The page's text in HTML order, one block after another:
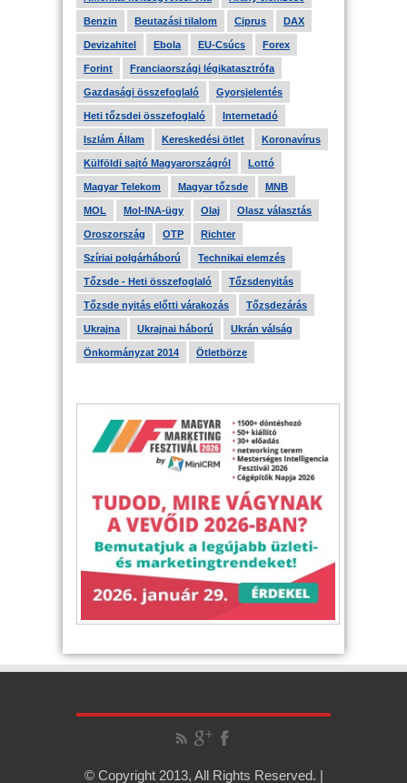
Benzin Beutazási tilalom Ciprus DAX
Devizahitel Ebola EU-Csúcs Forex
Forint Franciaországi légikatasztrófa
Gazdasági összefoglaló Gyorsjelentés
Heti tőzsdei összefoglaló Internetadó
Iszlám Állam Kereskedési ötlet Koronavírus
Külföldi sajtó Magyarországról Lottó
Magyar Telekom Magyar tőzsde MNB
MOL Mol-INA-ügy Olaj Olasz választás
Oroszország OTP Richter
Szíriai polgárháború Technikai elemzés
Tőzsde - Heti összefoglaló Tőzsdenyitás
Tőzsde nyitás előtti várakozás Tőzsdezárás
Ukrajna Ukrajnai háború Ukrán válság
Önkormányzat 2014 Ötletbörze
© Copyright 2013, All Rights Reserved. |